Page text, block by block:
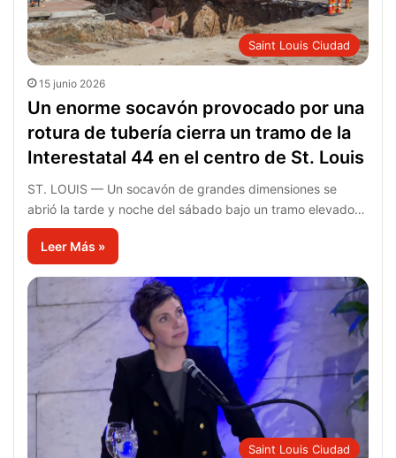
Saint Louis Ciudad
15 junio 2026
Un enorme socavón provocado por una
rotura de tubería cierra un tramo de la
Interestatal 44 en el centro de St. Louis
ST. LOUIS — Un socavón de grandes dimensiones se
abrió la tarde y noche del sábado bajo un tramo elevado…
Leer Más »
Saint Louis Ciudad